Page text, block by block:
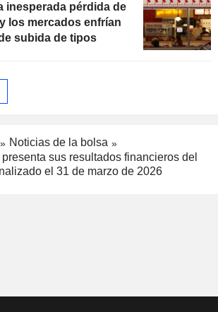
inesperada pérdida de
los mercados enfrían
subida de tipos
Noticias de la bolsa
sus resultados financieros del
el 31 de marzo de 2026